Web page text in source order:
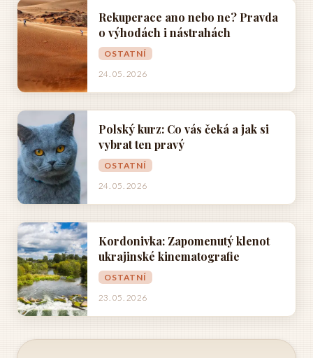
Rekuperace ano nebo ne? Pravda
o výhodách i nástrahách
OSTATNÍ
24. 05. 2026
Polský kurz: Co vás čeká a jak si
vybrat ten pravý
OSTATNÍ
24. 05. 2026
Kordonivka: Zapomenutý klenot
ukrajinské kinematografie
OSTATNÍ
23. 05. 2026